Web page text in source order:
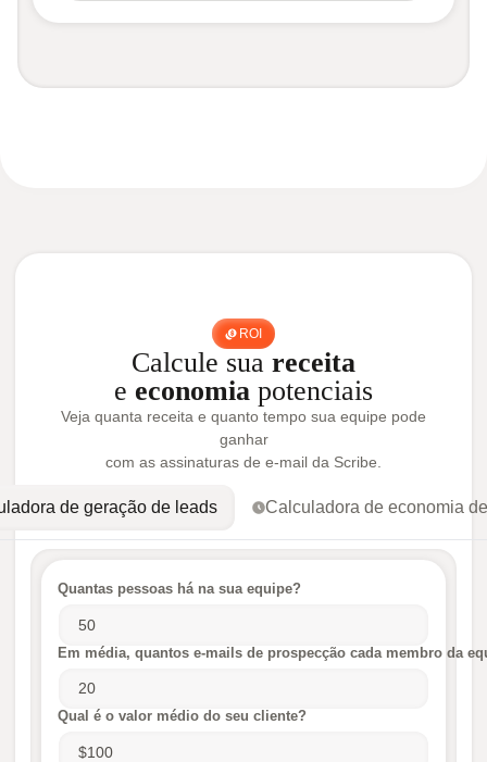
ROI
Calcule sua receita
e economia potenciais
Veja quanta receita e quanto tempo sua equipe pode
ganhar
com as assinaturas de e-mail da Scribe.
de geração de leads Calculadora de economia
Quantas pessoas há na sua equipe?
Em média, quantos e-mails de prospecção cada membro da
Qual é o valor médio do seu cliente?